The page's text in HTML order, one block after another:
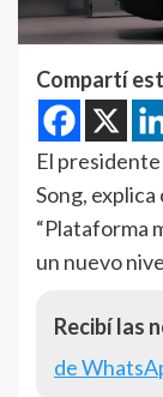
Compartí
El
Song,
“Plataforma
un nuevo
Recibí las
de